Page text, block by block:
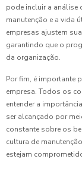
pode incluir a análise
manutenção e a vida
empresas ajustem
garantindo que o
da organização.
Por fim, é importante
empresa. Todos os
entender a
ser alcançado por
constante sobre os
cultura de
estejam